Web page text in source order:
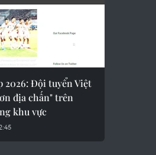
2026: Đội tuyển Việt
địa chấn" trên
khu vực